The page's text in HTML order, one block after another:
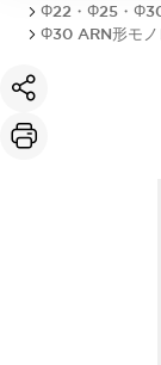
Φ22・Φ25・
Φ30 ARN形モノ